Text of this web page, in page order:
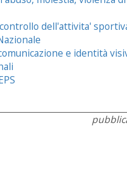
dell'attivita'
e identità